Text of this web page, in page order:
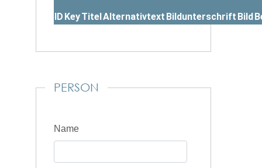
ID KeyTitel Alternativtext Bildunterschrift Bild
PERSON
Name